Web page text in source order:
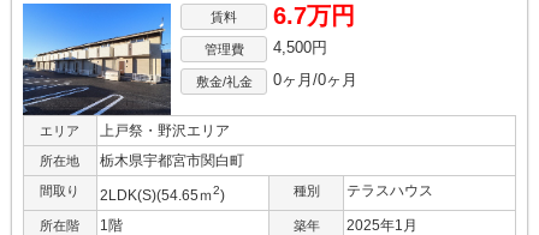
賃料 6.7万円
管理費 4,500円
敷金/礼金 0ヶ月/0ヶ月
エリア 上戸祭・野沢エリア
所在地 栃木県宇都宮市関白町
間取り 2LDK(S)(54.65ｍ2) 種別 テラスハウス
所在階 1階 築年 2025年1月